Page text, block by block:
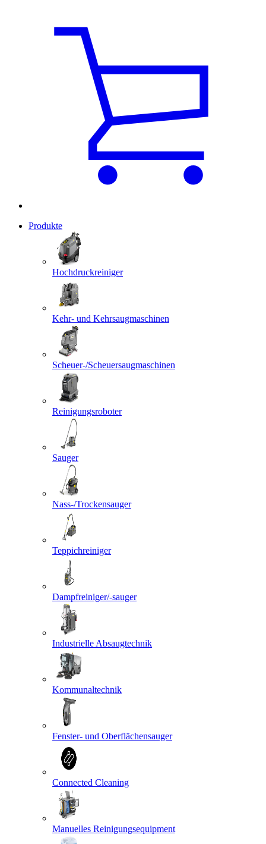
Produkte
Hochdruckreiniger
Kehr- und Kehrsaugmaschinen
Scheuer-/Scheuersaugmaschinen
Reinigungsroboter
Sauger
Nass-/Trockensauger
Teppichreiniger
Dampfreiniger/-sauger
Industrielle Absaugtechnik
Kommunaltechnik
Fenster- und Oberflächensauger
Connected Cleaning
Manuelles Reinigungsequipment